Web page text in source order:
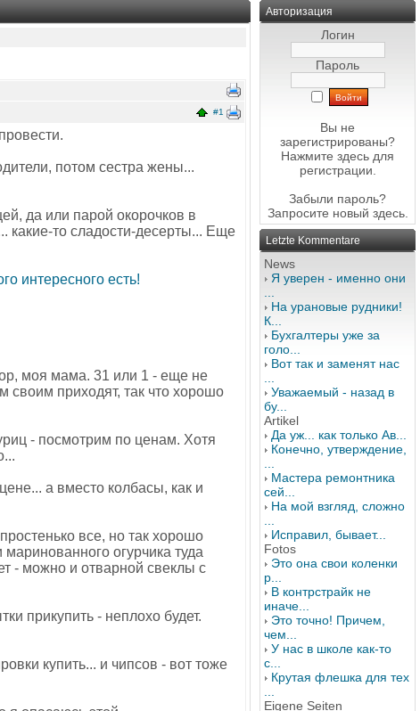
#1
потом сестра жены...
да или парой окорочков в
какие-то сладости-десерты... Еще
интересного есть!
моя мама. 31 или 1 - еще не
своим приходят, так что хорошо
- посмотрим по ценам. Хотя
а вместо колбасы, как и
все, но так хорошо
огурчика туда
- можно и отварной свеклы с
прикупить - неплохо будет.
купить... и чипсов - вот тоже
Авторизация
Логин
Пароль
Вы не
зарегистрированы?
Нажмите здесь для
регистрации.
Забыли пароль?
Запросите новый здесь.
Letzte Kommentare
News
Я уверен - именно они
На урановые рудники!
К...
Бухгалтеры уже за
голо...
Вот так и заменят нас
Уважаемый - назад в
бу...
Artikel
Да уж... как только Ав...
Конечно, утверждение,
Мастера ремонтника
сей...
На мой взгляд, сложно
Исправил, бывает...
Fotos
Это она свои коленки
р...
В контрстрайк не
иначе...
Это точно! Причем,
чем...
У нас в школе как-то
с...
Крутая флешка для тех
Eigene Seiten